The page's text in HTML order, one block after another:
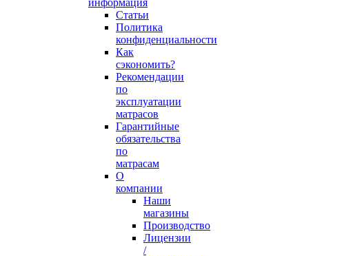
информация
Статьи
Политика
конфиденциальности
Как
сэкономить?
Рекомендации
по
эксплуатации
матрасов
Гарантийные
обязательства
по
матрасам
О
компании
Наши
магазины
Производство
Лицензии
/